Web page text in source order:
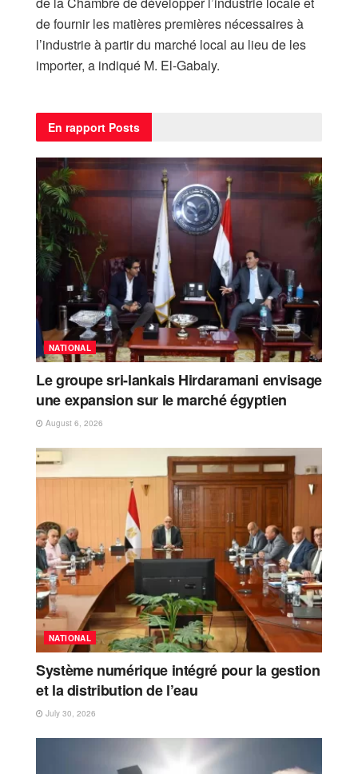
de fournir les matières premières nécessaires à
l’industrie à partir du marché local au lieu de les
importer, a indiqué M. El-Gabaly.
En rapport Posts
NATIONAL
Le groupe sri-lankais Hirdaramani envisage
une expansion sur le marché égyptien
August 6, 2026
NATIONAL
Système numérique intégré pour la gestion
et la distribution de l’eau
July 30, 2026